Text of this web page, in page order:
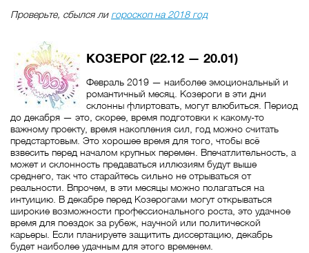
Проверьте, сбылся ли гороскоп на 2018 год
КОЗЕРОГ (22.12 — 20.01)
Февраль 2019 — наиболее эмоциональный и
романтичный месяц. Козероги в эти дни
склонны флиртовать, могут влюбиться. Период
до декабря — это, скорее, время подготовки к какому-то
важному проекту, время накопления сил, год можно считать
предстартовым. Это хорошее время для того, чтобы всё
взвесить перед началом крупных перемен. Впечатлительность, а
может и склонность предаваться иллюзиям будут выше
среднего, так что старайтесь сильно не отрываться от
реальности. Впрочем, в эти месяцы можно полагаться на
интуицию. В декабре перед Козерогами могут открываться
широкие возможности профессионального роста, это удачное
время для поездок за рубеж, научной или политической
карьеры. Если планируете защитить диссертацию, декабрь
будет наиболее удачным для этого временем.